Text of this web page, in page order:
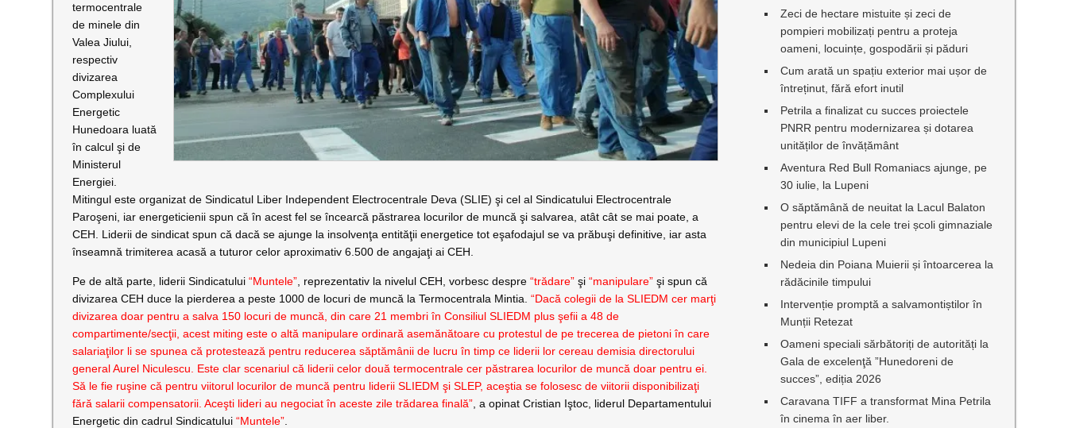
termocentrale
de minele din
Valea Jiului,
respectiv
divizarea
Complexului
Energetic
Hunedoara luată
în calcul şi de
Ministerul
Energiei.
Mitingul este organizat de Sindicatul Liber Independent Electrocentrale Deva (SLIE) şi cel al Sindicatului Electrocentrale
Paroşeni, iar energeticienii spun că în acest fel se încearcă păstrarea locurilor de muncă şi salvarea, atât cât se mai poate, a
CEH. Liderii de sindicat spun că dacă se ajunge la insolvenţa entităţii energetice tot eşafodajul se va prăbuşi definitive, iar asta
înseamnă trimiterea acasă a tuturor celor aproximativ 6.500 de angajaţi ai CEH.
Pe de altă parte, liderii Sindicatului“Muntele” , reprezentativ la nivelul CEH, vorbesc despre“trădare” şi“manipulare” şi spun că
divizarea CEH duce la pierderea a peste 1000 de locuri de muncă la Termocentrala Mintia.“Dacă colegii de la SLIEDM cer marţi
divizarea doar pentru a salva 150 locuri de muncă, din care 21 membri în Consiliul SLIEDM plus şefii a 48 de
compartimente/secţii, acest miting este o altă manipulare ordinară asemănătoare cu protestul de pe trecerea de pietoni în care
salariaţilor li se spunea că protestează pentru reducerea săptămânii de lucru în timp ce liderii lor cereau demisia directorului
general Aurel Niculescu. Este clar scenariul că liderii celor două termocentrale cer păstrarea locurilor de muncă doar pentru ei.
Să le fie ruşine că pentru viitorul locurilor de muncă pentru liderii SLIEDM şi SLEP, aceştia se folosesc de viitorii disponibilizaţi
fără salarii compensatorii. Aceşti lideri au negociat în aceste zile trădarea finală” , a opinat Cristian Iştoc, liderul Departamentului
Energetic din cadrul Sindicatului“Muntele”
Zeci de hectare mistuite și zeci de
pompieri mobilizați pentru a proteja
oameni, locuințe, gospodării și păduri
Cum arată un spațiu exterior mai ușor de
întreținut, fără efort inutil
Petrila a finalizat cu succes proiectele
PNRR pentru modernizarea și dotarea
unităților de învățământ
Aventura Red Bull Romaniacs ajunge, pe
30 iulie, la Lupeni
O săptămână de neuitat la Lacul Balaton
pentru elevi de la cele trei școli gimnaziale
din municipiul Lupeni
Nedeia din Poiana Muierii și întoarcerea la
rădăcinile timpului
Intervenție promptă a salvamontiștilor în
Munții Retezat
Oameni speciali sărbătoriți de autorități la
Gala de excelenţă ”Hunedoreni de
succes”, ediția 2026
Caravana TIFF a transformat Mina Petrila
în cinema în aer liber.